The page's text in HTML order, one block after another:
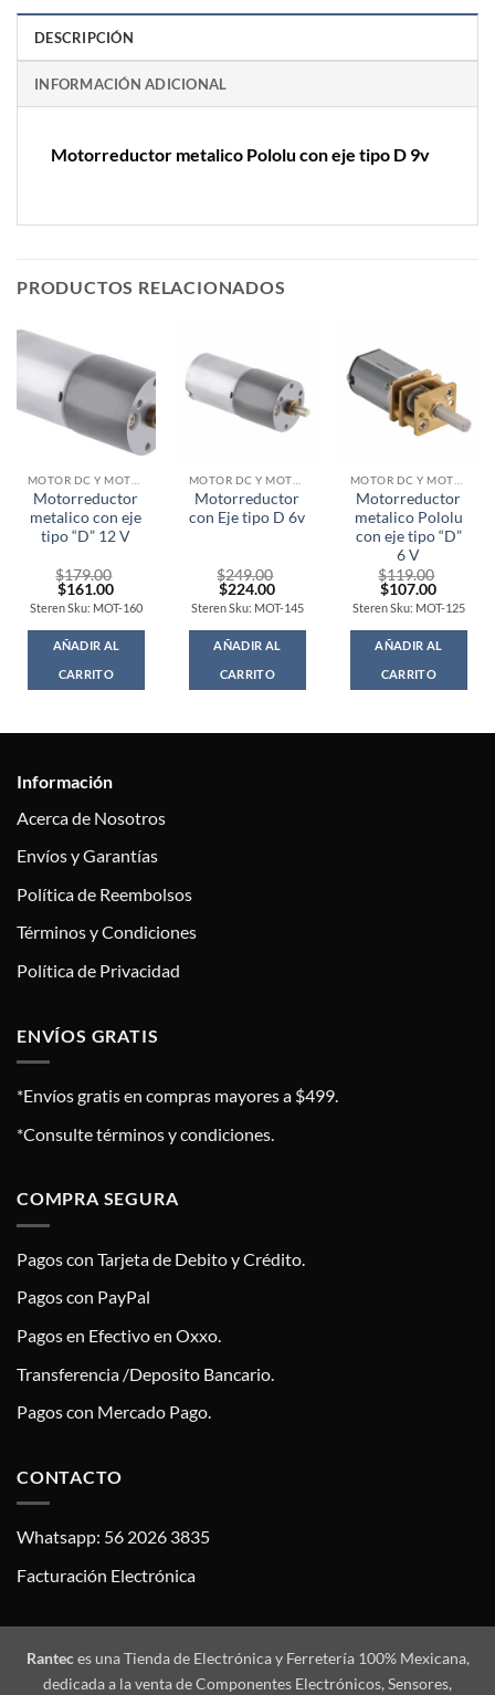
DESCRIPCIÓN
INFORMACIÓN ADICIONAL
Motorreductor metalico Pololu con eje tipo D 9v
PRODUCTOS RELACIONADOS
Motorreductor
metalico con eje
tipo “D” 12 V
$179.00
Original
price
was:
$179.00.
$161.00Current
price
is:
$161.00.
Steren Sku: MOT-160
AÑADIR AL
CARRITO
Motorreductor
con Eje tipo D 6v
$249.00
Original
price
was:
$249.00.
$224.00Current
price
is:
$224.00.
Steren Sku: MOT-145
AÑADIR AL
CARRITO
Motorreductor
metalico Pololu
con eje tipo “D”
6 V
$119.00
Original
price
was:
$119.00.
$107.00Current
price
is:
$107.00.
Steren Sku: MOT-125
AÑADIR AL
CARRITO
Información
Acerca de Nosotros
Envíos y Garantías
Política de Reembolsos
Términos y Condiciones
Política de Privacidad
ENVÍOS GRATIS
*Envíos gratis en compras mayores a $499.
*Consulte términos y condiciones.
COMPRA SEGURA
Pagos con Tarjeta de Debito y Crédito.
Pagos con PayPal
Pagos en Efectivo en Oxxo.
Transferencia /Deposito Bancario.
Pagos con Mercado Pago.
CONTACTO
Whatsapp: 56 2026 3835
Facturación Electrónica
Ranteces una Tienda de Electrónica y Ferretería 100% Mexicana,
dedicada a la venta de Componentes Electrónicos, Sensores,